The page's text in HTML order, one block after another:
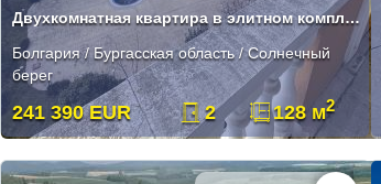
Двухкомнатная квартира в элитном комплексе
Болгария / Бургасская область / Солнечный
берег
241 390 EUR 2 128 м2